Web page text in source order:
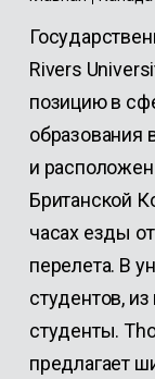
Rivers
позицию в
образования
и расположен
Британской
часах езды
перелета. В
студентов,
студенты.
предлагает